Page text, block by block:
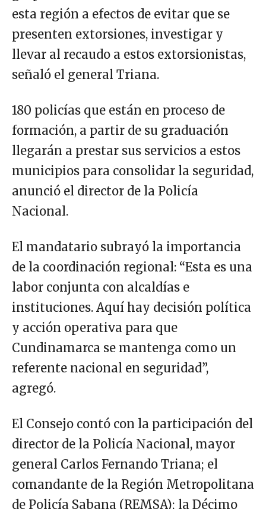
esta región a efectos de evitar que se
presenten extorsiones, investigar y
llevar al recaudo a estos extorsionistas,
señaló el general Triana.
180 policías que están en proceso de
formación, a partir de su graduación
llegarán a prestar sus servicios a estos
municipios para consolidar la seguridad,
anunció el director de la Policía
Nacional.
El mandatario subrayó la importancia
de la coordinación regional: “Esta es una
labor conjunta con alcaldías e
instituciones. Aquí hay decisión política
y acción operativa para que
Cundinamarca se mantenga como un
referente nacional en seguridad”,
agregó.
El Consejo contó con la participación del
director de la Policía Nacional, mayor
general Carlos Fernando Triana; el
comandante de la Región Metropolitana
de Policía Sabana (REMSA); la Décimo